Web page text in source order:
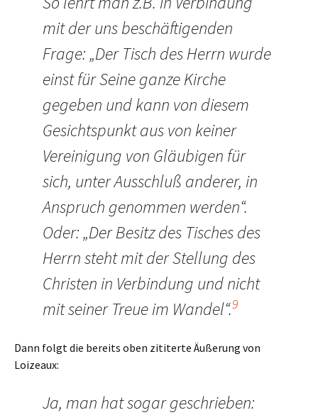
mit der uns beschäftigenden
Frage: „Der Tisch des Herrn wurde
einst für Seine ganze Kirche
gegeben und kann von diesem
Gesichtspunkt aus von keiner
Vereinigung von Gläubigen für
sich, unter Ausschluß anderer, in
Anspruch genommen werden“.
Oder: „Der Besitz des Tisches des
Herrn steht mit der Stellung des
Christen in Verbindung und nicht
mit seiner Treue im Wandel“.9
Dann folgt die bereits oben zititerte Äußerung von
Loizeaux:
Ja, man hat sogar geschrieben: